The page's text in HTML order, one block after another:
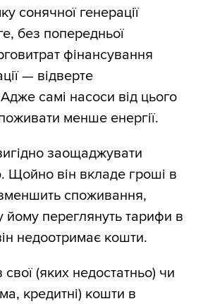
сонячної генерації
без попередньої
фінансування
— відверте
самі насоси від цього
менше енергії.
заощаджувати
Щойно він вкладе гроші в
споживання,
йому переглянуть тарифи в
недоотримає кошти.
(яких недостатньо) чи
кредитні) кошти в